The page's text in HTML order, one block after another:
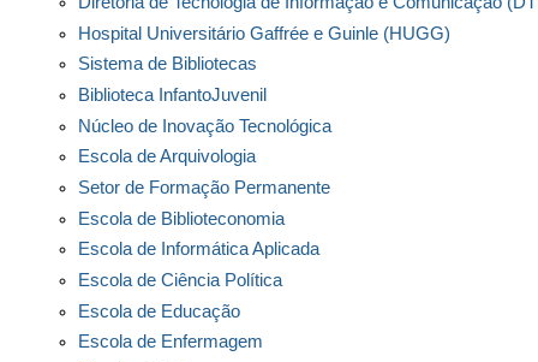
Prograd - Pró-Reitoria de Graduação
Proexc - Pró-Reitoria de Extensão e Cultura
Prae - Pró-Reitoria de Assuntos Estudantis
Coordenadoria de Cultura (Cultura/Proexc)
Coordenadoria de Relações Interinstitucionais e
Diretoria de Tecnologia de Informação e Comunicação
Hospital Universitário Gaffrée e Guinle (HUGG)
Sistema de Bibliotecas
Biblioteca InfantoJuvenil
Núcleo de Inovação Tecnológica
Escola de Arquivologia
Setor de Formação Permanente